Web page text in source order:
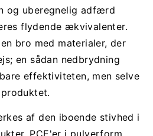
og uberegnelig adfærd
flydende ækvivalenter.
bro med materialer, der
en sådan nedbrydning
effektiviteten, men selve
af den iboende stivhed i
PCE'er i pulverform.